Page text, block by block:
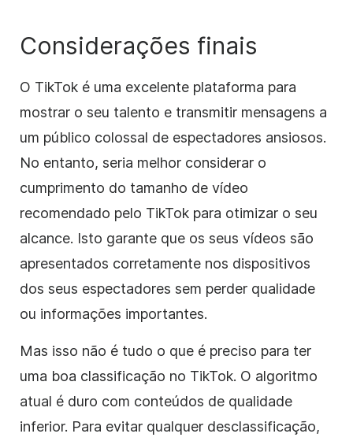
Considerações finais
O TikTok é uma excelente plataforma para
mostrar o seu talento e transmitir mensagens a
um público colossal de espectadores ansiosos.
No entanto, seria melhor considerar o
cumprimento do tamanho de vídeo
recomendado pelo TikTok para otimizar o seu
alcance. Isto garante que os seus vídeos são
apresentados corretamente nos dispositivos
dos seus espectadores sem perder qualidade
ou informações importantes.
Mas isso não é tudo o que é preciso para ter
uma boa classificação no TikTok. O algoritmo
atual é duro com conteúdos de qualidade
inferior. Para evitar qualquer desclassificação,